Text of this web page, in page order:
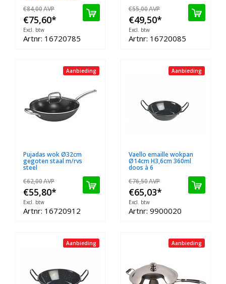
€84,00AVP
€75,60*
Excl. btw
Artnr: 16720785
€55,00AVP
€49,50*
Excl. btw
Artnr: 16720085
Aanbieding
Pujadas wok Ø32cm
gegoten staal m/rvs
steel
€62,00AVP
€55,80*
Excl. btw
Artnr: 16720912
Aanbieding
Vaello emaille wokpan
Ø14cm H3,6cm 360ml
doos à 6
€76,50AVP
€65,03*
Excl. btw
Artnr: 9900020
Aanbieding Aanbieding